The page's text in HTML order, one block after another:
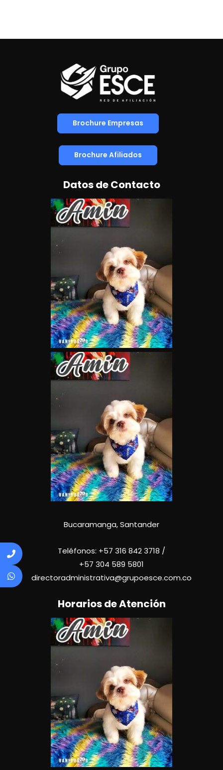
Brochure Empresas
Brochure Afiliados
Datos de Contacto
Bucaramanga, Santander
Teléfonos: +57 316 842 3718 /
+57 304 589 5801
directoradministrativa@grupoesce.com.co
Horarios de Atención